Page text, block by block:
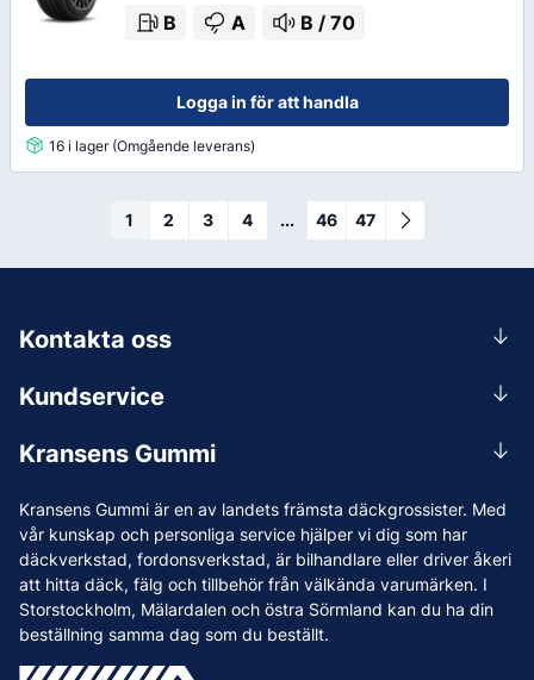
B A B / 70
Logga in för att handla
16 i lager (Omgående leverans)
1 2 3 4 ... 46 47
Kransens Gummi är en av landets främsta däckgrossister. Med
vår kunskap och personliga service hjälper vi dig som har
däckverkstad, fordonsverkstad, är bilhandlare eller driver åkeri
att hitta däck, fälg och tillbehör från välkända varumärken. I
Storstockholm, Mälardalen och östra Sörmland kan du ha din
beställning samma dag som du beställt.
Kundservice
Leverans
Reklamation & återköp
Betalning & faktura
Köpvillkor
Vanliga frågor och svar
Kransens Gummi
Vi som jobbar på Kransens Gummi
Jobba hos oss
Nyheter
Tips & Råd
Kontakta oss
0156-409 00
Mån-Tors 07.30-16:30, Fre 07.30-15.00.
Lunchstängt 12:00-12:30